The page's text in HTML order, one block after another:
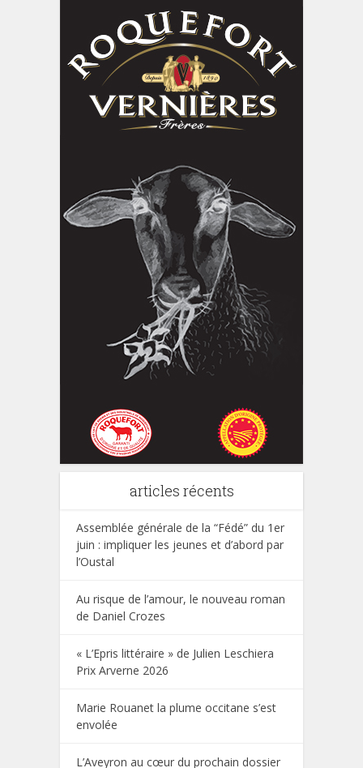
articles récents
Assemblée générale de la “Fédé” du 1er
juin : impliquer les jeunes et d’abord par
l’Oustal
Au risque de l’amour, le nouveau roman
de Daniel Crozes
« L’Epris littéraire » de Julien Leschiera
Prix Arverne 2026
Marie Rouanet la plume occitane s’est
envolée
L’Aveyron au cœur du prochain dossier